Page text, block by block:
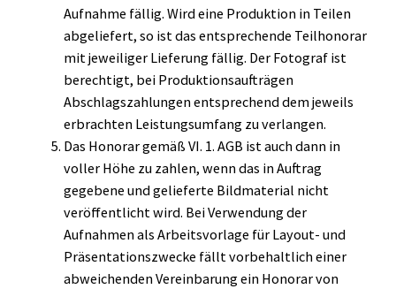
Aufnahme fällig. Wird eine Produktion in Teilen
abgeliefert, so ist das entsprechende Teilhonorar
mit jeweiliger Lieferung fällig. Der Fotograf ist
berechtigt, bei Produktionsaufträgen
Abschlagszahlungen entsprechend dem jeweils
erbrachten Leistungsumfang zu verlangen.
Das Honorar gemäß VI. 1. AGB ist auch dann in
voller Höhe zu zahlen, wenn das in Auftrag
gegebene und gelieferte Bildmaterial nicht
veröffentlicht wird. Bei Verwendung der
Aufnahmen als Arbeitsvorlage für Layout- und
Präsentationszwecke fällt vorbehaltlich einer
abweichenden Vereinbarung ein Honorar von